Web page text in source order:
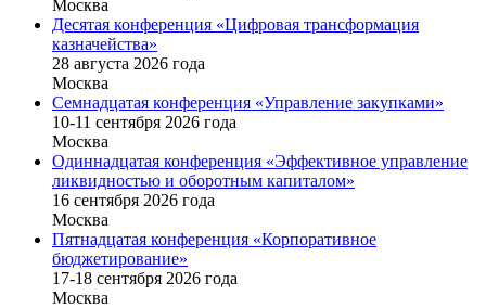
Москва
Десятая конференция «Цифровая трансформация
казначейства»
28 августа 2026 года
Москва
Семнадцатая конференция «Управление закупками»
10-11 сентября 2026 года
Москва
Одиннадцатая конференция «Эффективное управление
ликвидностью и оборотным капиталом»
16 cентября 2026 года
Москва
Пятнадцатая конференция «Корпоративное
бюджетирование»
17-18 сентября 2026 года
Москва